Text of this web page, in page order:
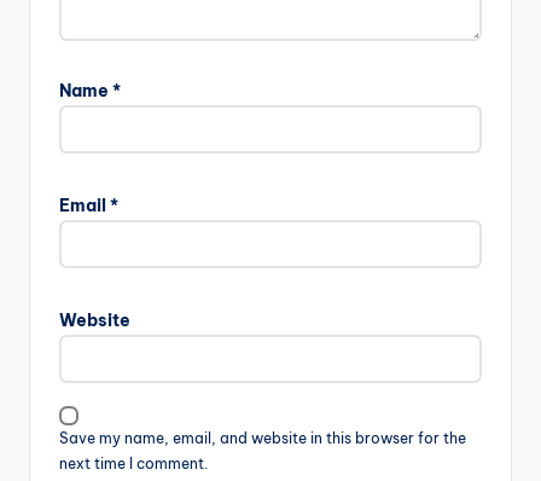
Name *
Email *
Website
Save my name, email, and website in this browser for the
next time I comment.